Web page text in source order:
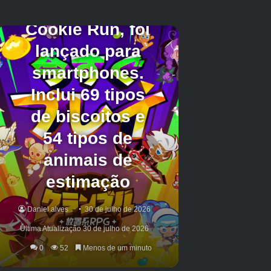
Enquanto você estiver na área, dê uma olhada
em nossa página listando as outras soluções
de quebra-cabeça de cofre de City of Demeniss
ou talvez a solução de quebra-cabeça de cofre
de Sungrove Manor.